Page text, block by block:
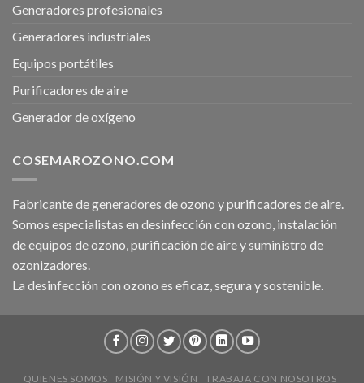
Generadores profesionales
Generadores industriales
Equipos portátiles
Purificadores de aire
Generador de oxígeno
COSEMAROZONO.COM
Fabricante de generadores de ozono y purificadores de aire.
Somos especialistas en desinfección con ozono, instalación
de equipos de ozono, purificación de aire y suministro de
ozonizadores.
La desinfección con ozono es eficaz, segura y sostenible.
QUIENES SOMOS MISIÓN Y VISIÓN TRABAJA CON NOSOTROS